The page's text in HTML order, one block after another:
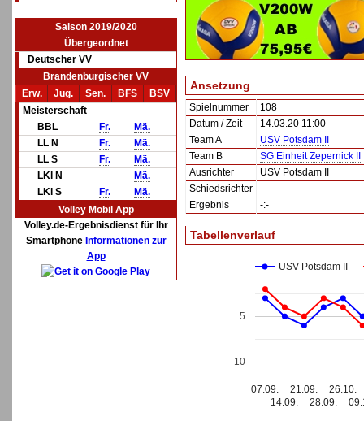
Saison 2019/2020
Übergeordnet
Deutscher VV
Brandenburgischer VV
Erw.
Jug. Sen. BFS
BSV
Meisterschaft
BBL
Fr.
Mä.
LL N
Fr.
Mä.
LL S
Fr.
Mä.
LKl N
Mä.
LKl S
Fr.
Mä.
Volley Mobil App
Volley.de-Ergebnisdienst für Ihr
Smartphone Informationen zur
App
Ansetzung
Spielnummer
108
Datum / Zeit
14.03.20 11:00
Team A
USV Potsdam II
Team B
SG Einheit Zepernick II
Ausrichter
USV Potsdam II
Schiedsrichter
Ergebnis
-:-
Tabellenverlauf
USV Potsdam II
07.09.
14.09.
21.09.
28.09.
26.10.
5
10